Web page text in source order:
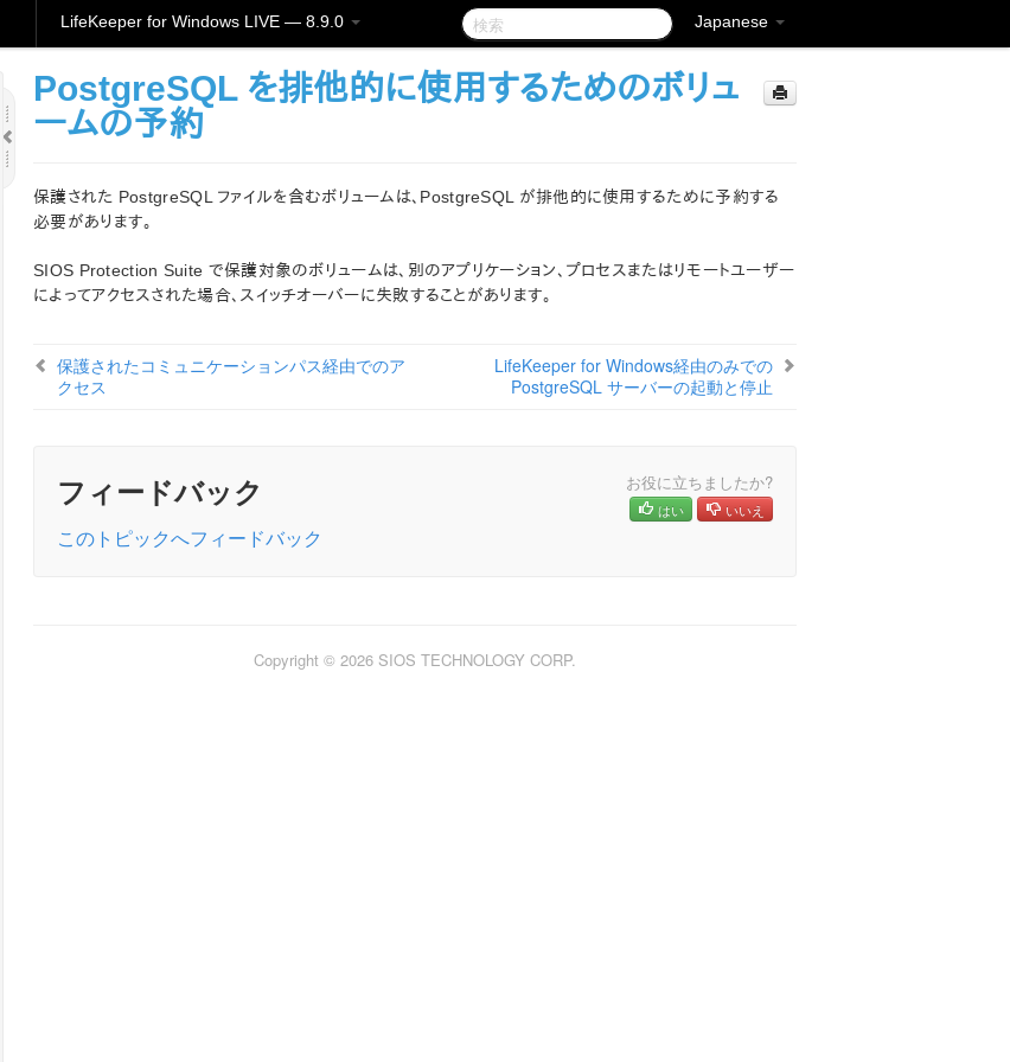
Japanese
LifeKeeper for Windows LIVE — 8.9.0
PostgreSQL を排他的に使用するためのボリュ
ームの予約
保護された PostgreSQL ファイルを含むボリュームは、PostgreSQL が排他的に使用するために予約する
必要があります。
SIOS Protection Suite で保護対象のボリュームは、別のアプリケーション、プロセスまたはリモートユーザー
によってアクセスされた場合、スイッチオーバーに失敗することがあります。
保護されたコミュニケーションパス経由でのア
クセス
LifeKeeper for Windows経由のみでの
PostgreSQL サーバーの起動と停止
フィードバック お役に立ちましたか?
はい いいえ
このトピックへフィードバック
Copyright © 2026 SIOS TECHNOLOGY CORP.